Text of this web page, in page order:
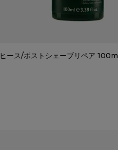
ヒース/ポストシェーブリペア 100ml